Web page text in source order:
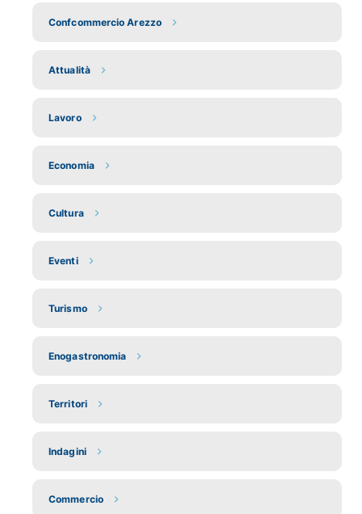
Confcommercio Arezzo
Attualità
Lavoro
Economia
Cultura
Eventi
Turismo
Enogastronomia
Territori
Indagini
Commercio